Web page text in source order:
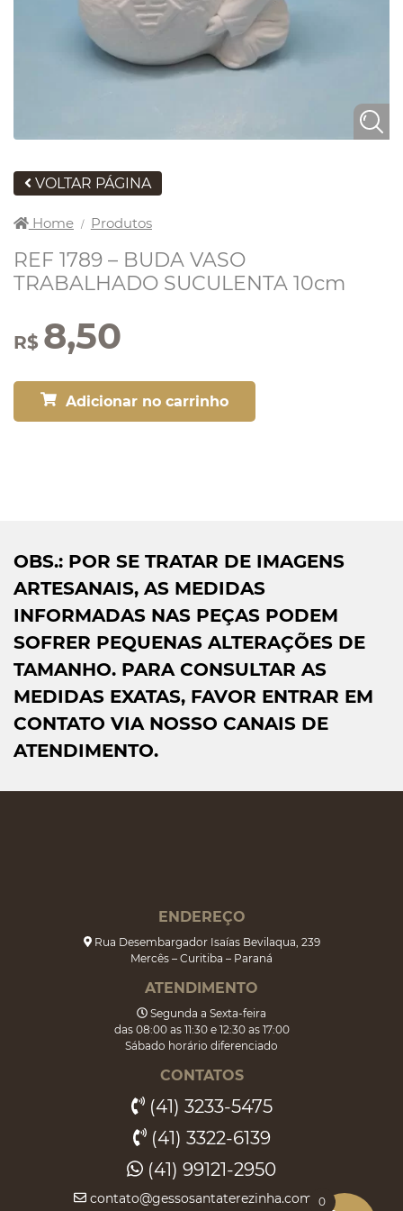
VOLTAR PÁGINA
Home / Produtos
REF 1789 – BUDA VASO
TRABALHADO SUCULENTA 10cm
R$ 8,50
Adicionar no carrinho
OBS.: POR SE TRATAR DE IMAGENS
ARTESANAIS, AS MEDIDAS
INFORMADAS NAS PEÇAS PODEM
SOFRER PEQUENAS ALTERAÇÕES DE
TAMANHO. PARA CONSULTAR AS
MEDIDAS EXATAS, FAVOR ENTRAR EM
CONTATO VIA NOSSO CANAIS DE
ATENDIMENTO.
ENDEREÇO
Rua Desembargador Isaías Bevilaqua, 239
Mercês – Curitiba – Paraná
ATENDIMENTO
Segunda a Sexta-feira
das 08:00 as 11:30 e 12:30 as 17:00
Sábado horário diferenciado
CONTATOS
(41) 3233-5475
(41) 3322-6139
(41) 99121-2950
contato@gessosantaterezinha.com.br
0